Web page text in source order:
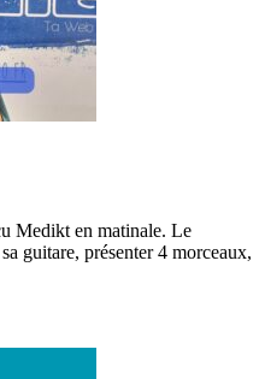
Medikt en matinale. Le
guitare, présenter 4 morceaux,